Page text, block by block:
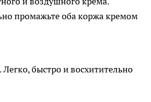
промажьте оба коржа кремом
. Легко, быстро и восхитительно